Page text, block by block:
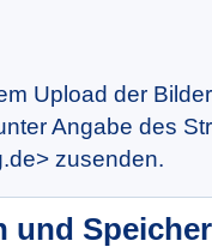
Upload der
Angabe des
zusenden.
und